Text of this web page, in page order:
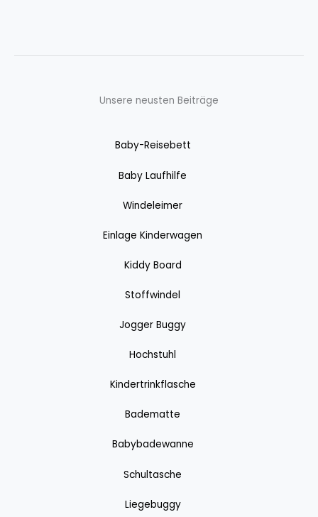
Unsere neusten Beiträge
Baby-Reisebett
Baby Laufhilfe
Windeleimer
Einlage Kinderwagen
Kiddy Board
Stoffwindel
Jogger Buggy
Hochstuhl
Kindertrinkflasche
Badematte
Babybadewanne
Schultasche
Liegebuggy